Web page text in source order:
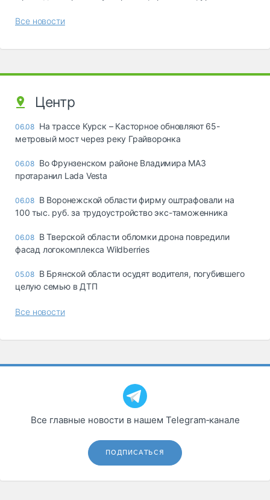
Все новости
Центр
06.08 На трассе Курск – Касторное обновляют 65-
метровый мост через реку Грайворонка
06.08 Во Фрунзенском районе Владимира МАЗ
протаранил Lada Vesta
06.08 В Воронежской области фирму оштрафовали на
100 тыс. руб. за трудоустройство экс-таможенника
06.08 В Тверской области обломки дрона повредили
фасад логокомплекса Wildberries
05.08 В Брянской области осудят водителя, погубившего
целую семью в ДТП
Все новости
Все главные новости в нашем Telegram‑канале
ПОДПИСАТЬСЯ